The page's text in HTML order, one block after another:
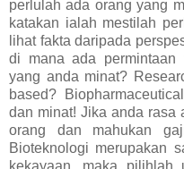
perlulah ada orang yang
katakan ialah mestilah
lihat fakta daripada
di mana ada
yang anda minat?
based?
dan minat! Jika anda rasa
orang dan mahukan
Bioteknologi merupakan
kekayaan, maka pilihlah